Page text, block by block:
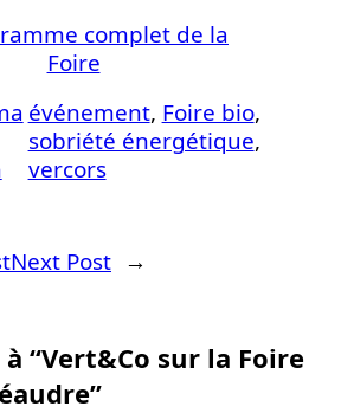
complet de la
Foire
événement, Foire bio
sobriété énergétique
vercors
Next Post →
“Vert&Co sur la Foire